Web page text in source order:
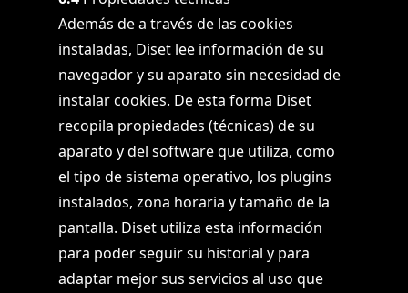
Además de a través de las cookies
instaladas, Diset lee información de su
navegador y su aparato sin necesidad de
instalar cookies. De esta forma Diset
recopila propiedades (técnicas) de su
aparato y del software que utiliza, como
el tipo de sistema operativo, los plugins
instalados, zona horaria y tamaño de la
pantalla. Diset utiliza esta información
para poder seguir su historial y para
adaptar mejor sus servicios al uso que